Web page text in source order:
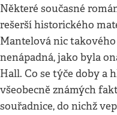
Některé současné
rešerší historického
Mantelová nic
nenápadná, jako byla
Hall. Co se týče doby a
všeobecně známých
souřadnice, do nichž